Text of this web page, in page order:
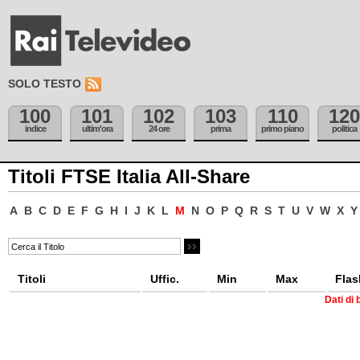
SOLO TESTO
100
indice
101
ultim'ora
102
24 ore
103
prima
110
primo piano
120
politica
Titoli FTSE Italia All-Share
A B C D E F G H I J K L M N O P Q R S T U V W X Y
Titoli Uffic. Min Max
Dati di